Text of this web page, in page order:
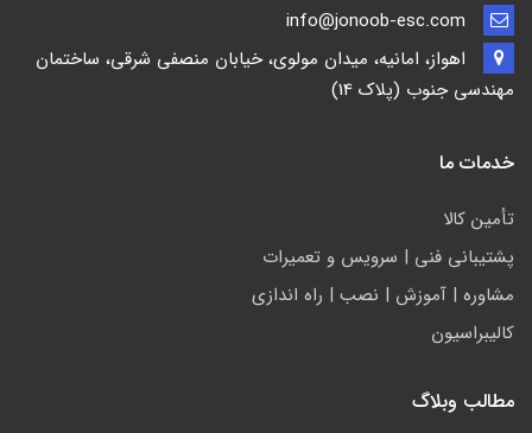
اهواز، امانیه، میدان مولوی، خیابان منصفی شرقی، ساختمان
مهندسی جنوب (پلاک 14)
خدمات ما
تأمين كالا
پشتيباني فني | سرويس و تعمیرات
مشاوره | آموزش | نصب | راه اندازی
کالیبراسیون
مطالب وبلاگ